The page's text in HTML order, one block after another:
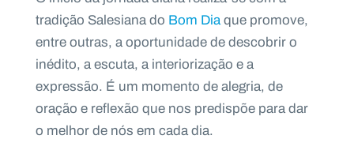
tradição Salesiana do Bom Diaque promove,
entre outras, a oportunidade de descobrir o
inédito, a escuta, a interiorização e a
expressão. É um momento de alegria, de
oração e reflexão que nos predispõe para dar
o melhor de nós em cada dia.